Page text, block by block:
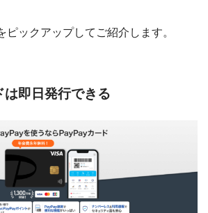
ピックアップしてご紹介します。
即日発行できる